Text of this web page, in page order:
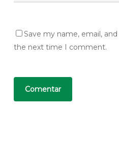
Save my name, email,
the next time I comment.